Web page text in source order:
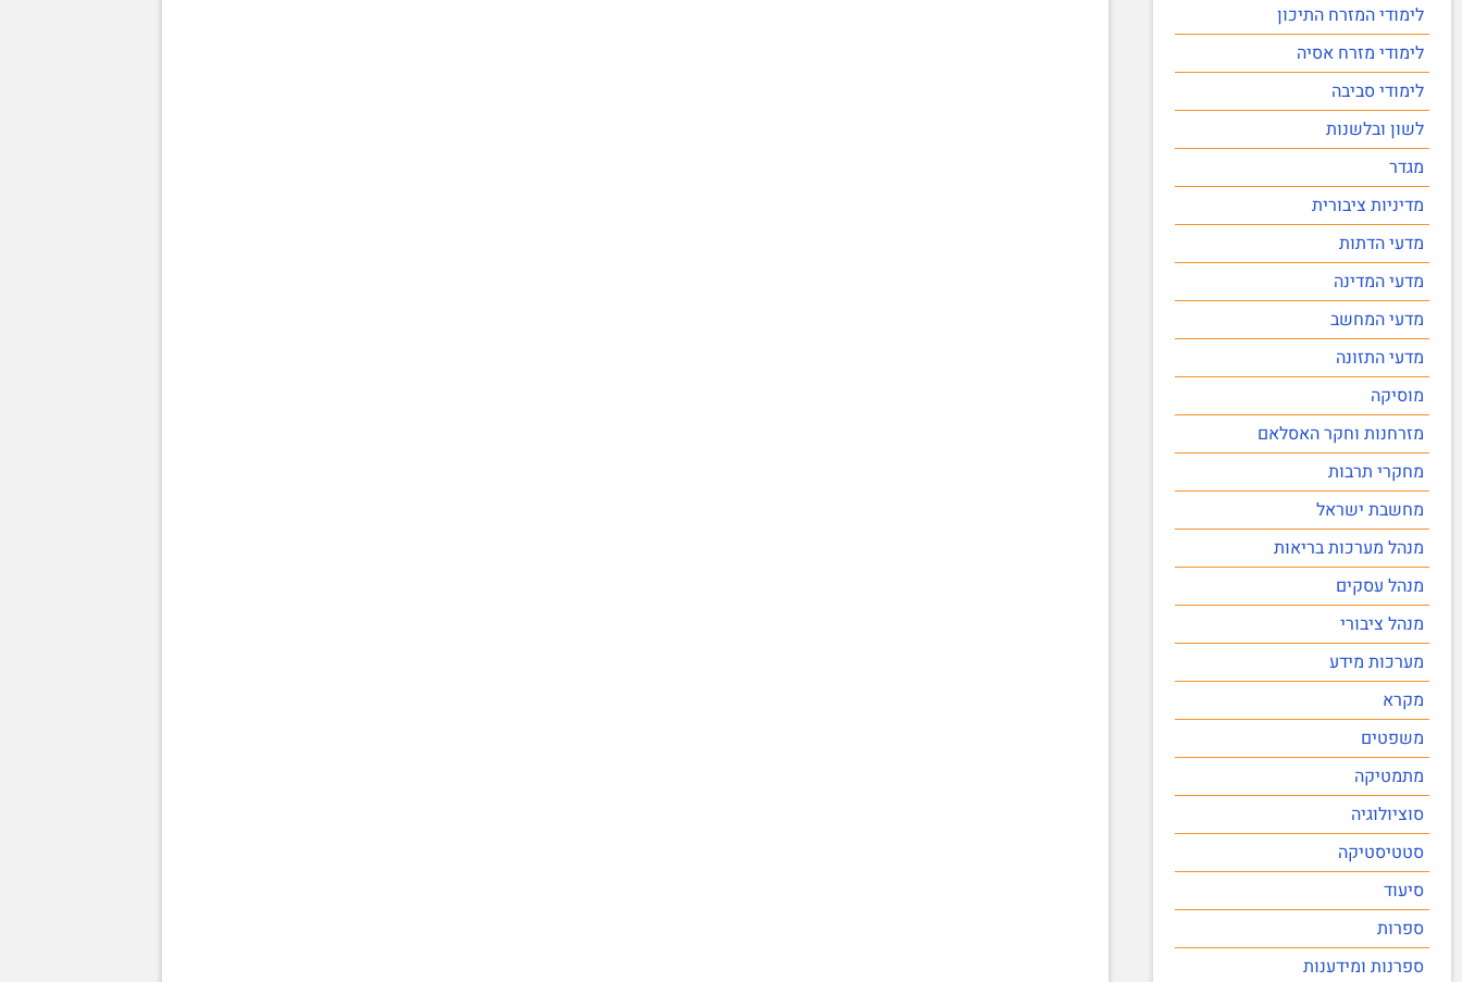
לימודי המזרח התיכון
לימודי מזרח אסיה
לימודי סביבה
לשון ובלשנות
מגדר
מדיניות ציבורית
מדעי הדתות
מדעי המדינה
מדעי המחשב
מדעי התזונה
מוסיקה
מזרחנות וחקר האסלאם
מחקרי תרבות
מחשבת ישראל
מנהל מערכות בריאות
מנהל עסקים
מנהל ציבורי
מערכות מידע
מקרא
משפטים
מתמטיקה
סוציולוגיה
סטטיסטיקה
סיעוד
ספרות
ספרנות ומידענות